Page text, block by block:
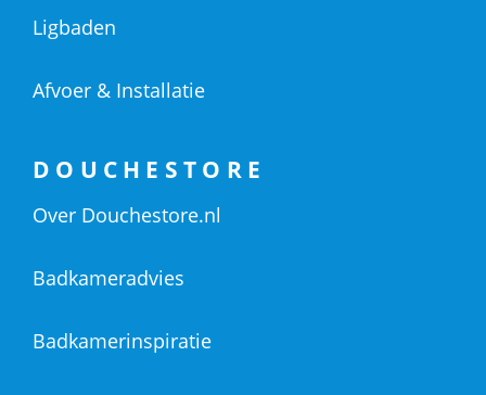
Ligbaden
Afvoer & Installatie
DOUCHESTORE
Over Douchestore.nl
Badkameradvies
Badkamerinspiratie